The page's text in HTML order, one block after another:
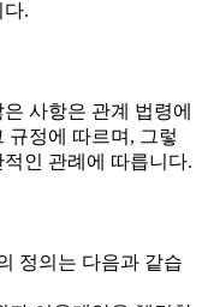
다.
사항은 관계 법령에
규정에 따르며, 그렇
인 관례에 따릅니다.
정의는 다음과 같습